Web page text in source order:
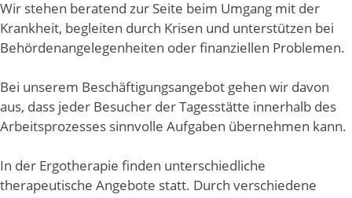
Wir stehen beratend zur Seite beim Umgang mit der
Krankheit, begleiten durch Krisen und unterstützen bei
Behördenangelegenheiten oder finanziellen Problemen.
Bei unserem Beschäftigungsangebot gehen wir davon
aus, dass jeder Besucher der Tagesstätte innerhalb des
Arbeitsprozesses sinnvolle Aufgaben übernehmen kann.
In der Ergotherapie finden unterschiedliche
therapeutische Angebote statt. Durch verschiedene